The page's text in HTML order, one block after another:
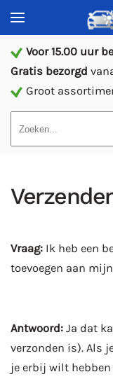
Voor 15.00 uur
Gratis bezorgd
Groot
Vraag: Ik heb een
toevoegen aan
Antwoord: Ja dat
verzonden is). Als
je erbij wilt